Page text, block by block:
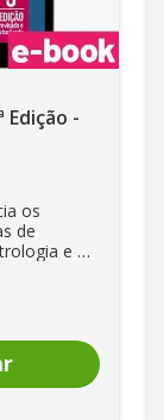
-
os
de
e a